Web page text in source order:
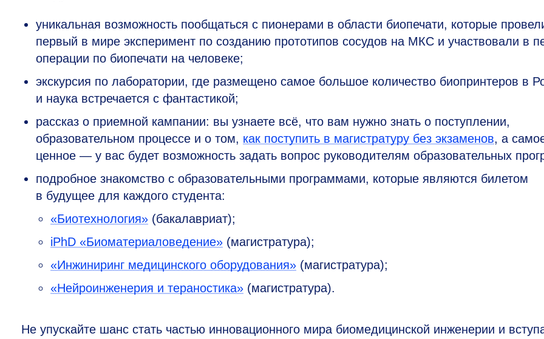
уникальная возможность пообщаться с пионерами в области биопечати, которые
первый в мире эксперимент по созданию прототипов сосудов на МКС и участвовали в
операции по биопечати на человеке;
экскурсия по лаборатории, где размещено самое большое количество биопринтеров в
и наука встречается с фантастикой;
рассказ о приемной кампании: вы узнаете всё, что вам нужно знать о поступлении,
образовательном процессе и о том, как поступить в магистратуру без экзаменов, а
ценное — у вас будет возможность задать вопрос руководителям образовательных
подробное знакомство с образовательными программами, которые являются билетом
в будущее для каждого студента:
«Биотехнология» (бакалавриат);
iPhD «Биоматериаловедение» (магистратура);
«Инжиниринг медицинского оборудования» (магистратура);
«Нейроинженерия и тераностика» (магистратура).
Не упускайте шанс стать частью инновационного мира биомедицинской инженерии и